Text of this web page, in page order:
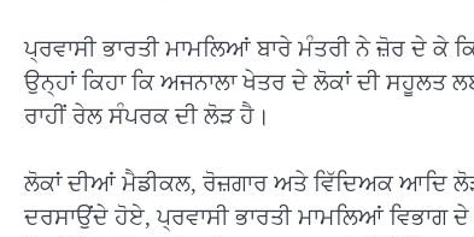
ਪ੍ਰਵਾਸੀ ਭਾਰਤੀ ਮਾਮਲਿਆਂ ਬਾਰੇ ਮੰਤਰੀ ਨੇ ਜ਼ੋਰ ਦੇ ਕੇ
ਉਨ੍ਹਾਂ ਕਿਹਾ ਕਿ ਅਜਨਾਲਾ ਖੇਤਰ ਦੇ ਲੋਕਾਂ ਦੀ ਸਹੂਲਤ
ਰਾਹੀਂ ਰੇਲ ਸੰਪਰਕ ਦੀ ਲੋੜ ਹੈ।
ਲੋਕਾਂ ਦੀਆਂ ਮੈਡੀਕਲ, ਰੋਜ਼ਗਾਰ ਅਤੇ ਵਿੱਦਿਅਕ ਆਦਿ
ਦਰਸਾਉਂਦੇ ਹੋਏ, ਪ੍ਰਵਾਸੀ ਭਾਰਤੀ ਮਾਮਲਿਆਂ ਵਿਭਾਗ